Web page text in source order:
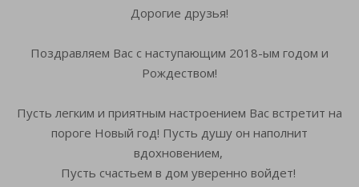
Дорогие друзья!
Поздравляем Вас с наступающим 2018-ым годом и
Рождеством!
Пусть легким и приятным настроением Вас встретит на
пороге Новый год! Пусть душу он наполнит
вдохновением,
Пусть счастьем в дом уверенно войдет!